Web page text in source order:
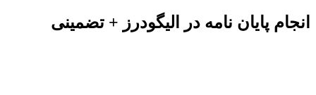
انجام پایان نامه در الیگودرز + تضمینی